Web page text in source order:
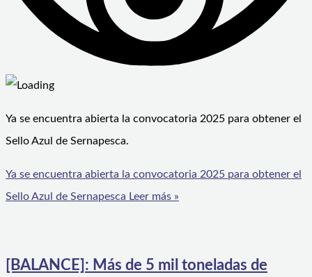
Ya se encuentra abierta la convocatoria 2025 para obtener el
Sello Azul de Sernapesca.
Ya se encuentra abierta la convocatoria 2025 para obtener el
Sello Azul de Sernapesca Leer más »
[BALANCE]: Más de 5 mil toneladas de